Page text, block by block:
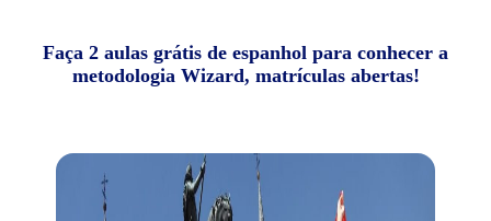
Faça 2 aulas grátis de espanhol para conhecer a
metodologia Wizard, matrículas abertas!